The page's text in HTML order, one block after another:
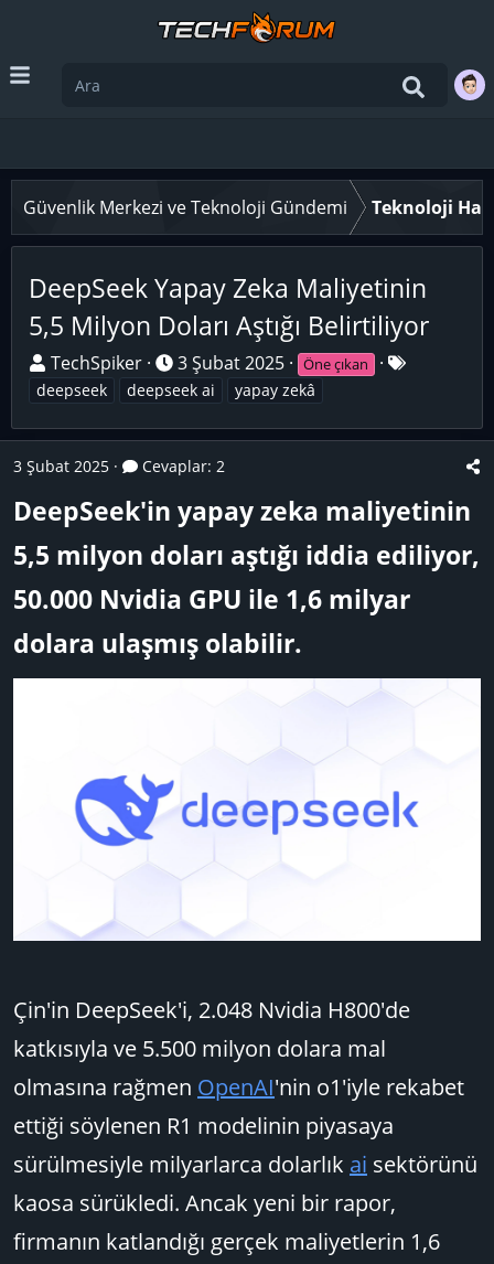
Güvenlik Merkezi ve Teknoloji Gündemi Teknoloji
DeepSeek Yapay Zeka Maliyetinin
5,5 Milyon Doları Aştığı Belirtiliyor
K
o
u
y
B
a
l
t
a
TechSpiker
B
a
l
a
g
ı
t
r
i
3 Şubat 2025 Öne çıkan
E
k
l
e
deepseek deepseek ai yapay zekâ
3 Şubat 2025 Cevaplar: 2
DeepSeek'in yapay zeka maliyetinin
5,5 milyon doları aştığı iddia ediliyor,
50.000 Nvidia GPU ile 1,6 milyar
dolara ulaşmış olabilir.​
Çin'in DeepSeek'i, 2.048 Nvidia H800'de
katkısıyla ve 5.500 milyon dolara mal
olmasına rağmen OpenAI'nin o1'iyle rekabet
ettiği söylenen R1 modelinin piyasaya
sürülmesiyle milyarlarca dolarlık ai sektörünü
kaosa sürükledi. Ancak yeni bir rapor,
firmanın katlandığı gerçek maliyetlerin 1,6